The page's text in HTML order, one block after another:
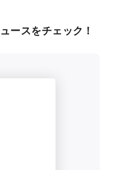
ースをチェック！